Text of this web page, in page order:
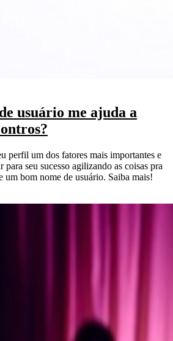
usuário me ajuda a
perfil um dos fatores mais importantes e
seu sucesso agilizando as coisas pra
um bom nome de usuário. Saiba mais!